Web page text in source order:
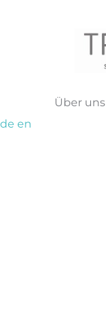
Über uns
de en